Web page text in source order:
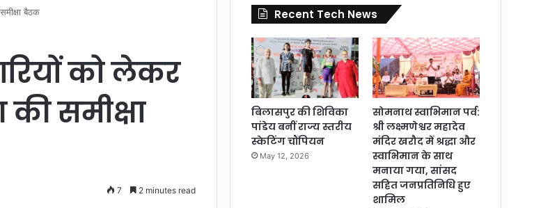
बैठक
को लेकर
समीक्षा
7 2 minutes read
Recent Tech News
बिलासपुर की शिविका
पांडेय बनीं राज्य स्तरीय
स्केटिंग चौंपियन
May 12, 2026
सोमनाथ स्वाभिमान पर्व:
श्री लक्ष्मणेश्वर महादेव
मंदिर खरौद में श्रद्धा और
स्वाभिमान के साथ
मनाया गया, सांसद
सहित जनप्रतिनिधि हुए
शामिल